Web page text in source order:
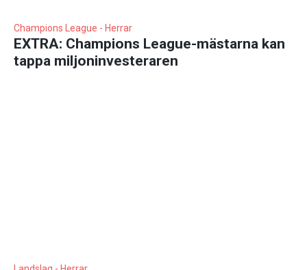
Champions League - Herrar
EXTRA: Champions League-mästarna kan
tappa miljoninvesteraren